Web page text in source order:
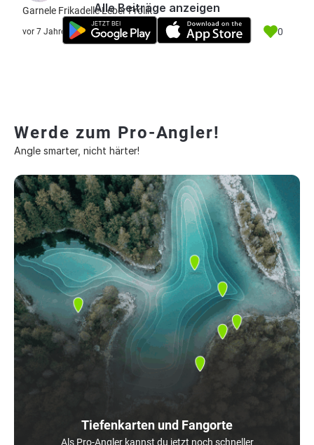
Garnele Frikadelle Leber Frolik
vor 7 Jahre 0
Alle Beiträge anzeigen
Werde zum Pro-Angler!
Angle smarter, nicht härter!
Tiefenkarten und Fangorte
Als Pro-Angler kannst du jetzt noch schneller